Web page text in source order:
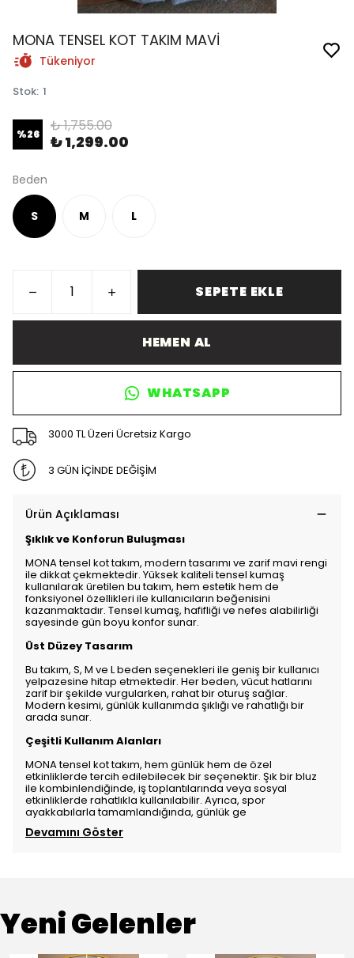
MONA TENSEL KOT TAKIM MAVİ
Tükeniyor
Stok: 1
%26 ₺ 1,755.00
₺ 1,299.00
Beden
S M L
SEPETE EKLE
HEMEN AL
WHATSAPP
3000 TL Üzeri Ücretsiz Kargo
3 GÜN İÇİNDE DEĞİŞİM
Ürün Açıklaması
Şıklık ve Konforun Buluşması
MONA tensel kot takım, modern tasarımı ve zarif mavi rengi
ile dikkat çekmektedir. Yüksek kaliteli tensel kumaş
kullanılarak üretilen bu takım, hem estetik hem de
fonksiyonel özellikleri ile kullanıcıların beğenisini
kazanmaktadır. Tensel kumaş, hafifliği ve nefes alabilirliği
sayesinde gün boyu konfor sunar.
Üst Düzey Tasarım
Bu takım, S, M ve L beden seçenekleri ile geniş bir kullanıcı
yelpazesine hitap etmektedir. Her beden, vücut hatlarını
zarif bir şekilde vurgularken, rahat bir oturuş sağlar.
Modern kesimi, günlük kullanımda şıklığı ve rahatlığı bir
arada sunar.
Çeşitli Kullanım Alanları
MONA tensel kot takım, hem günlük hem de özel
etkinliklerde tercih edilebilecek bir seçenektir. Şık bir bluz
ile kombinlendiğinde, iş toplantılarında veya sosyal
etkinliklerde rahatlıkla kullanılabilir. Ayrıca, spor
ayakkabılarla tamamlandığında, günlük ge
Devamını Göster
Yeni Gelenler